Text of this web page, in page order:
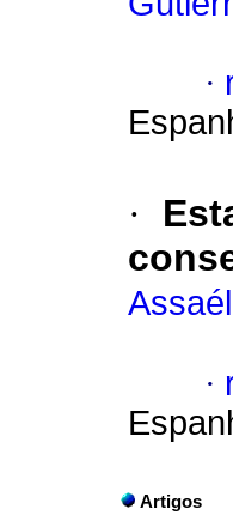
·
·
·
Artigos